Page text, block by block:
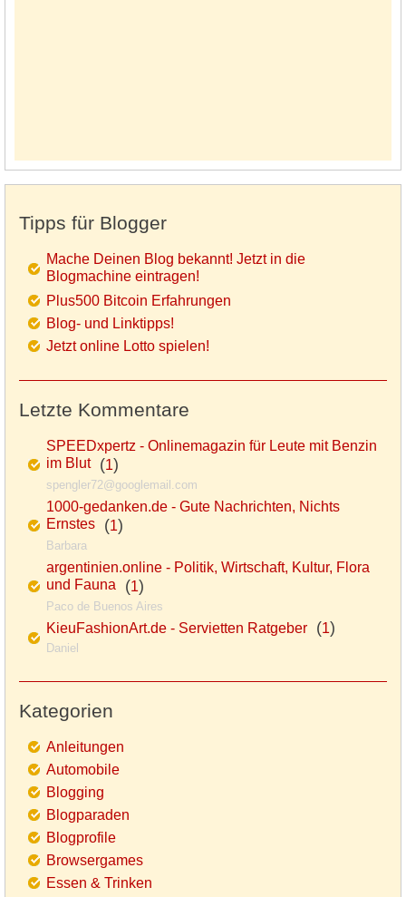
Tipps für Blogger
Mache Deinen Blog bekannt! Jetzt in die
Blogmachine eintragen!
Plus500 Bitcoin Erfahrungen
Blog- und Linktipps!
Jetzt online Lotto spielen!
Letzte Kommentare
SPEEDxpertz - Onlinemagazin für Leute mit Benzin
im Blut(1)
spengler72@googlemail.com
1000-gedanken.de - Gute Nachrichten, Nichts
Ernstes (1)
Barbara
argentinien.online - Politik, Wirtschaft, Kultur, Flora
und Fauna (1)
Paco de Buenos Aires
KieuFashionArt.de - Servietten Ratgeber (1)
Daniel
Kategorien
Anleitungen
Automobile
Blogging
Blogparaden
Blogprofile
Browsergames
Essen & Trinken